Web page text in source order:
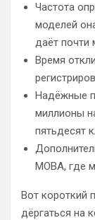
Частота
моделей
даёт почти
Время
Надёжные
миллионы
пятьдесят
MOBA, где
Вот короткий
дёргаться на